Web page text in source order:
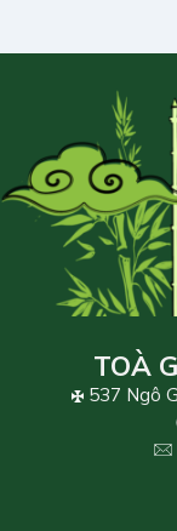
TOÀ
537 Ngô